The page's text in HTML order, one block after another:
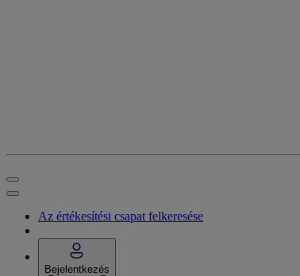
Az értékesítési csapat felkeresése
Bejelentkezés